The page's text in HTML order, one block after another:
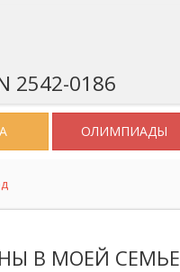
2542-0186
ОЛИМПИАДЫ
В МОЕЙ СЕМЬЕ